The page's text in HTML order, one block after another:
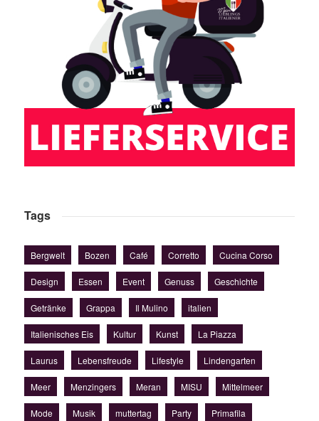
Tags
Bergwelt Bozen Café Corretto Cucina Corso
Design Essen Event Genuss Geschichte
Getränke Grappa Il Mulino italien
Italienisches Eis Kultur Kunst La Piazza
Laurus Lebensfreude Lifestyle Lindengarten
Meer Menzingers Meran MISU Mittelmeer
Mode Musik muttertag Party Primafila